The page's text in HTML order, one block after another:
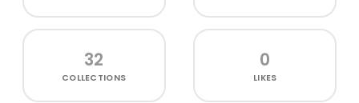
32
COLLECTIONS
0
LIKES